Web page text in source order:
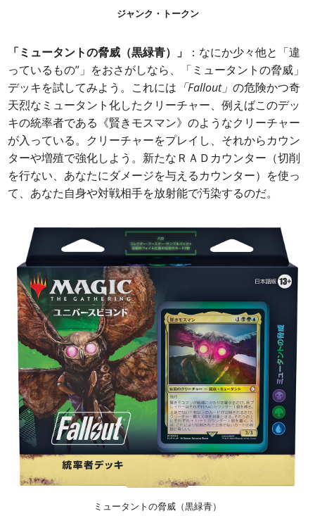
ジャンク・トークン
「ミュータントの脅威（黒緑青）」
：なにか少々他と「違
っているもの”」をおさがしなら、「ミュータントの脅威」
デッキを試してみよう。これには 「Fallout」の危険かつ奇
天烈なミュータント化したクリーチャー、例えばこのデッ
キの統率者である《賢きモスマン》のようなクリーチャー
が入っている。クリーチャーをプレイし、それからカウン
ターや増殖で強化しよう。新たなＲＡＤカウンター（切削
を行ない、あなたにダメージを与えるカウンター）を使っ
て、あなた自身や対戦相手を放射能で汚染するのだ。
ミュータントの脅威（黒緑青）